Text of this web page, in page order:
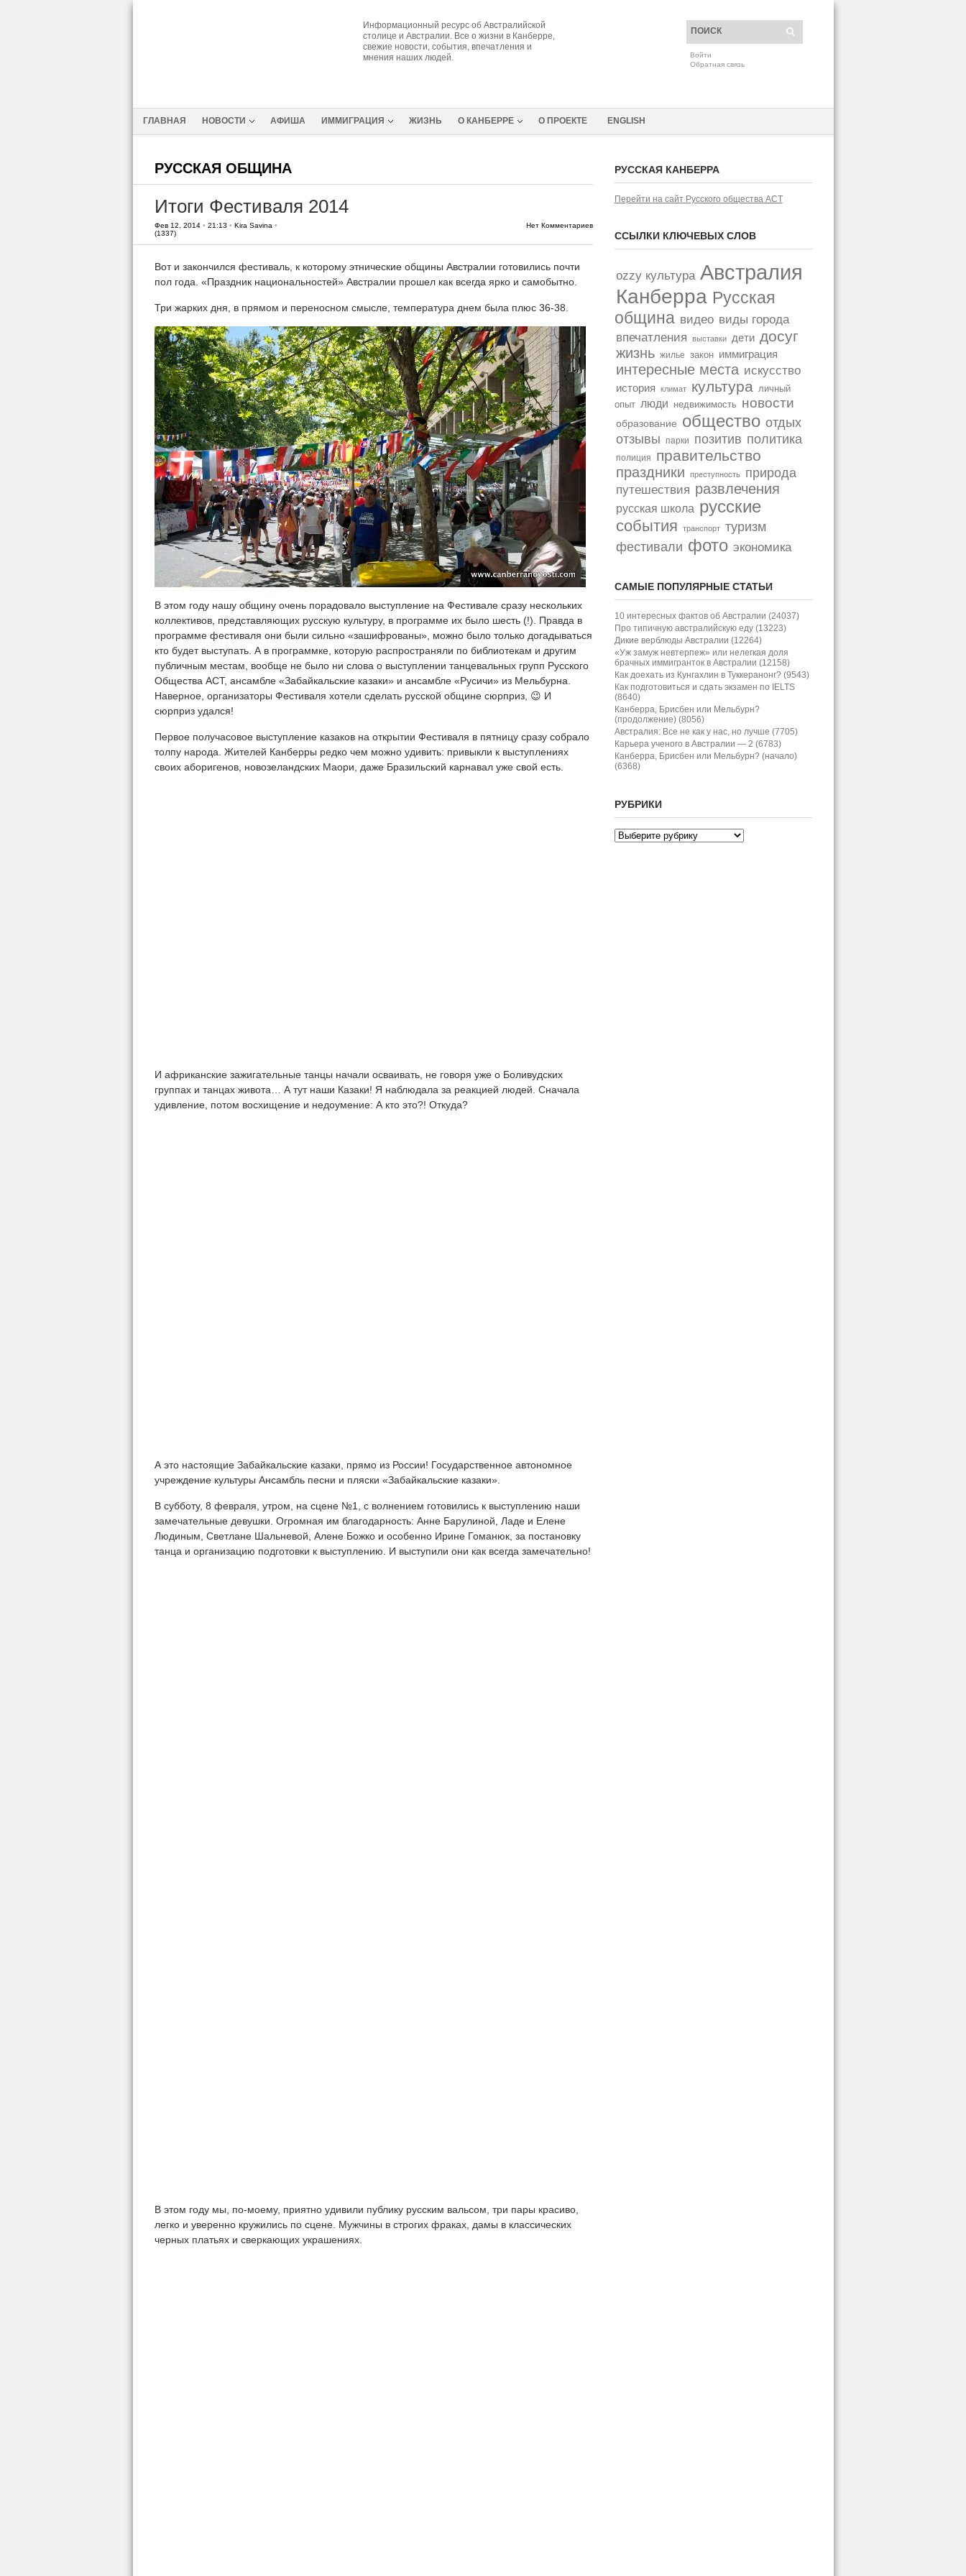
Информационный ресурс об Австралийской
столице и Австралии. Все о жизни в Канберре,
свежие новости, события, впечатления и
мнения наших людей.
Войти
Обратная связь
ГЛАВНАЯ НОВОСТИ АФИША ИММИГРАЦИЯ ЖИЗНЬ О КАНБЕРРЕ О ПРОЕКТЕ ENGLISH
РУССКАЯ ОБЩИНА
Итоги Фестиваля 2014
Фев 12, 2014• 21:13 • Kira Savina Нет Комментариев
•
(1337)
Вот и закончился фестиваль, к которому этнические общины Австралии готовились почти
пол года. «Праздник национальностей» Австралии прошел как всегда ярко и самобытно.
Три жарких дня, в прямом и переносном смысле, температура днем была плюс 36-38.
В этом году нашу общину очень порадовало выступление на Фестивале сразу нескольких
коллективов, представляющих русскую культуру, в программе их было шесть (!). Правда в
программе фестиваля они были сильно «зашифрованы», можно было только догадываться
кто будет выступать. А в программке, которую распространяли по библиотекам и другим
публичным местам, вообще не было ни слова о выступлении танцевальных групп Русского
Общества АСТ, ансамбле «Забайкальские казаки» и ансамбле «Русичи» из Мельбурна.
Наверное, организаторы Фестиваля хотели сделать русской общине сюрприз, 😉 И
сюрприз удался!
Первое получасовое выступление казаков на открытии Фестиваля в пятницу сразу собрало
толпу народа. Жителей Канберры редко чем можно удивить: привыкли к выступлениях
своих аборигенов, новозеландских Маори, даже Бразильский карнавал уже свой есть.
И африканские зажигательные танцы начали осваивать, не говоря уже о Боливудских
группах и танцах живота… А тут наши Казаки! Я наблюдала за реакцией людей. Сначала
удивление, потом восхищение и недоумение: А кто это?! Откуда?
А это настоящие Забайкальские казаки, прямо из России! Государственное автономное
учреждение культуры Ансамбль песни и пляски «Забайкальские казаки».
В субботу, 8 февраля, утром, на сцене №1, с волнением готовились к выступлению наши
замечательные девушки. Огромная им благодарность: Анне Барулиной, Ладе и Елене
Людиным, Светлане Шальневой, Алене Божко и особенно Ирине Гоманюк, за постановку
танца и организацию подготовки к выступлению. И выступили они как всегда замечательно!
В этом году мы, по-моему, приятно удивили публику русским вальсом, три пары красиво,
легко и уверенно кружились по сцене. Мужчины в строгих фраках, дамы в классических
черных платьях и сверкающих украшениях.
РУССКАЯ КАНБЕРРА
Перейти на сайт Русского общества АСТ
ССЫЛКИ КЛЮЧЕВЫХ СЛОВ
ozzy культура Австралия
Канберра Русская
община видео виды города
впечатления
выставки дети досуг
жизнь жилье закон иммиграция
интересные места искусство
история климат культура личный
опыт люди недвижимость новости
образование общество отдых
отзывы парки позитив политика
полиция правительство
праздники преступность природа
путешествия развлечения
русская школа русские
события транспорт туризм
фестивали фото экономика
САМЫЕ ПОПУЛЯРНЫЕ СТАТЬИ
10 интересных фактов об Австралии (24037)
Про типичную австралийскую еду (13223)
Дикие верблюды Австралии (12264)
«Уж замуж невтерпеж» или нелегкая доля
брачных иммигранток в Австралии (12158)
Как доехать из Кунгахлин в Туккеранонг? (9543)
Как подготовиться и сдать экзамен по IELTS
(8640)
Канберра, Брисбен или Мельбурн?
(продолжение) (8056)
Австралия: Все не как у нас, но лучше (7705)
Карьера ученого в Австралии — 2 (6783)
Канберра, Брисбен или Мельбурн? (начало)
(6368)
РУБРИКИ